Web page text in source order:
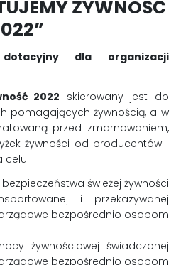
ŻYWNOŚĆ
dotacyjny dla organizacji
2022 skierowany jest do
pomagających żywnością, a w
przed zmarnowaniem,
żywności od producentów i
celu:
świeżej żywności
i przekazywanej
bezpośrednio osobom
żywnościowej świadczonej
bezpośrednio osobom